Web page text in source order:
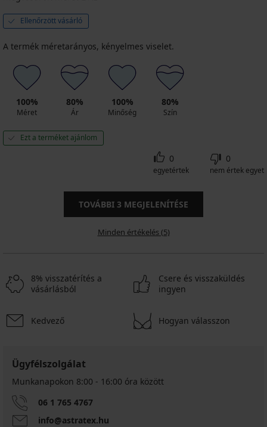
Ellenőrzött vásárló
A termék méretarányos, kényelmes viselet.
100%
Méret
80%
Ár
100%
Minőség
80%
Szín
Ezt a terméket ajánlom
0
egyetértek
0
nem értek egyet
TOVÁBBI 3 MEGJELENÍTÉSE
Minden értékelés (5)
8% visszatérítés a
vásárlásból
Csere és visszaküldés
ingyen
Kedvező Hogyan válasszon
Ügyfélszolgálat
Munkanapokon 8:00 - 16:00 óra között
06 1 765 4767
info@astratex.hu